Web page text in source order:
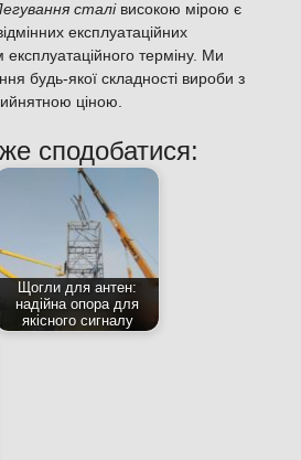
сталівисокою мірою є
експлуатаційних
експлуатаційного терміну. Ми
будь-якої складності вироби з
ціною.
сподобатися:
Щогли для антен:
надійна опора для
якісного сигналу